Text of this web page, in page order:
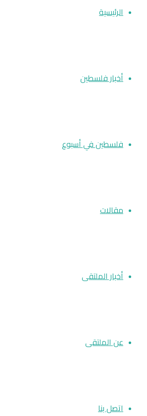
الرئيسية
أخبار فلسطين
فلسطين في أسبوع
مقالات
أخبار الملتقى
عن الملتقى
اتصل بنا